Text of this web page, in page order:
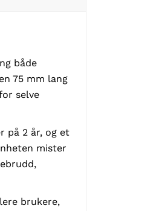
både
75 mm lang
selve
på 2 år, og et
mister
brukere,